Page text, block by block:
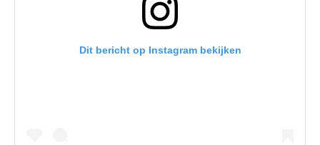
Dit bericht op Instagram bekijken